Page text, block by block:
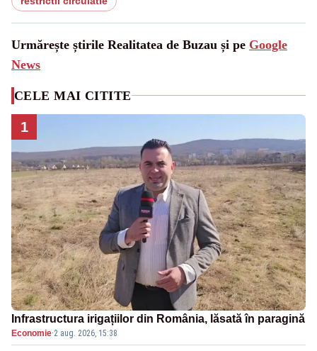
Urmărește știrile Realitatea de Buzau și pe Google
News
CELE MAI CITITE
1
Infrastructura irigațiilor din România, lăsată în paragină
Economie·2 aug. 2026, 15:38